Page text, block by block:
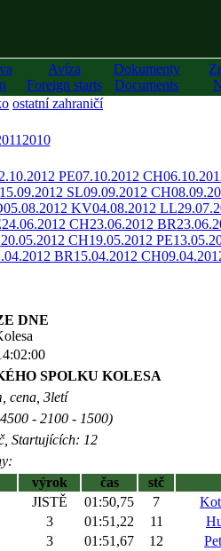
Avíza
Foreign starts
Dokumenty
Documents
ostatní zahraničí
2010
PE07.10.2012 CH
15.09.2012 SL09.09.2012 CH
05.08.2012 KV04.08.2012 LL
24.06.2012 CH23.06.2012 BR
20.05.2012 CH19.05.2012 PE
BR15.04.2012 CH
DNE
SPOLKU KOLESA
cena, 3letí
- 2100 - 1500)
Startujících: 12
výrok čas stč
JISTĚ 01:50,75 7
3 01:51,22 11
3 01:51,67 12